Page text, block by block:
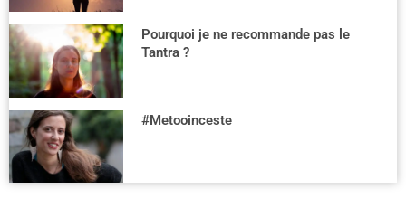
Pourquoi je ne recommande pas le
Tantra ?
#Metooinceste